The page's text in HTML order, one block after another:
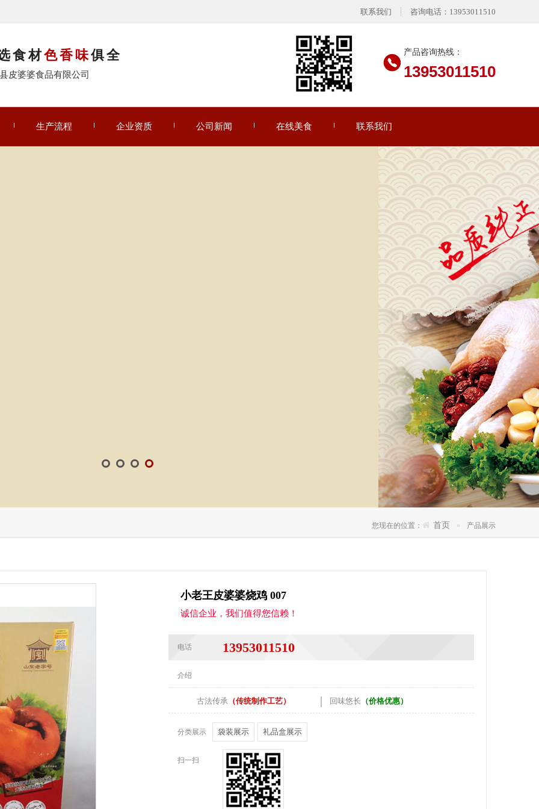
联系我们 咨询电话：13953011510
食材色香味俱全
皮婆婆食品有限公司
产品咨询热线：
13953011510
生产流程 企业资质 公司新闻 在线美食 联系我们
您现在的位置： 首页 产品展示
小老王皮婆婆烧鸡 007
诚信企业，我们值得您信赖！
电话 13953011510
介绍
古法传承 （传统制作工艺） | 回味悠长 （价格优惠）
分类展示 袋装展示 礼品盒展示
扫一扫